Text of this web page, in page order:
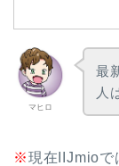
マヒロ
最
人
※現在IIJmioで